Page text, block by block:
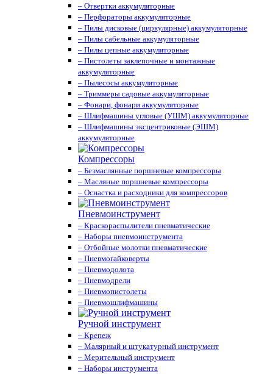
– Отвертки аккумуляторные
– Перфораторы аккумуляторные
– Пилы дисковые (циркулярные) аккумуляторные
– Пилы сабельные аккумуляторные
– Пилы цепные аккумуляторные
– Пистолеты заклепочные и монтажные
аккумуляторные
– Пылесосы аккумуляторные
– Триммеры садовые аккумуляторные
– Фонари, фонари аккумуляторные
– Шлифмашины угловые (УШМ) аккумуляторные
– Шлифмашины эксцентриковые (ЭШМ)
аккумуляторные
Компрессоры
– Безмаслянные поршневые компрессоры
– Масляные поршневые компрессоры
– Оснастка и расходники для компрессоров
Пневмоинструмент
– Краскораспылители пневматические
– Наборы пневмоинструмента
– Отбойные молотки пневматические
– Пневмогайковерты
– Пневмодолота
– Пневмодрели
– Пневмопистолеты
– Пневмошлифмашины
Ручной инструмент
– Крепеж
– Малярный и штукатурный инструмент
– Мерительный инструмент
– Наборы инструмента